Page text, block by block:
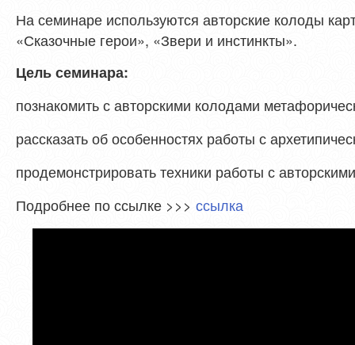
На семинаре используются авторские колоды
«Сказочные герои», «Звери и инстинкты».
Цель семинара:
познакомить с авторскими колодами
рассказать об особенностях работы с
продемонстрировать техники работы с
Подробнее по ссылке >>>ссылка